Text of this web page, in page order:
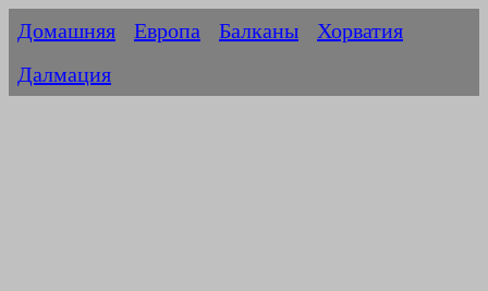
Домашняя Европа Балканы
Хорватия
Далмация